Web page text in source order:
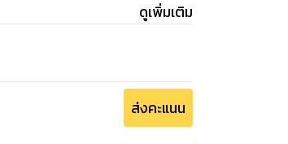
ดูเพิ่มเติม
ส่งคะแนน